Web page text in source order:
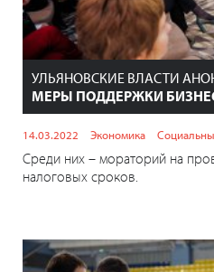
УЛЬЯНОВСКИЕ ВЛАСТИ
МЕРЫ ПОДДЕРЖКИ
14.03.2022 Экономика
Среди них – мораторий на
налоговых сроков.